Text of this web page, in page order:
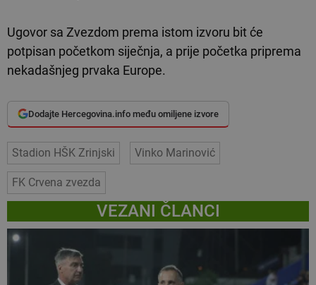
Ugovor sa Zvezdom prema istom izvoru bit će
potpisan početkom siječnja, a prije početka priprema
nekadašnjeg prvaka Europe.
Dodajte Hercegovina.info među omiljene izvore
Stadion HŠK Zrinjski Vinko Marinović
FK Crvena zvezda
VEZANI ČLANCI